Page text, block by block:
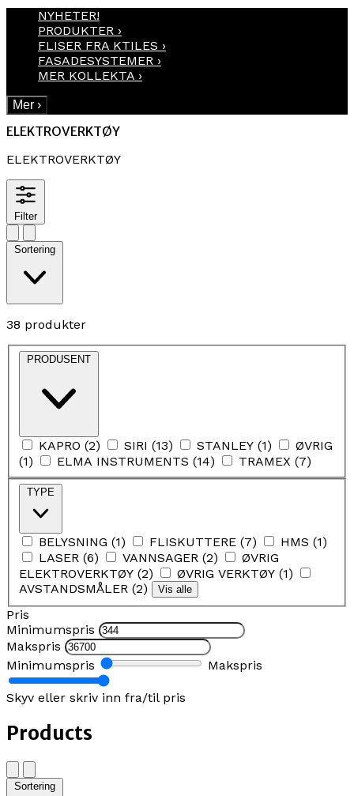
NYHETER!
PRODUKTER ›
FLISER FRA KTILES ›
FASADESYSTEMER ›
MER KOLLEKTA ›
Mer ›
ELEKTROVERKTØY
ELEKTROVERKTØY
Filter
Sortering
38 produkter
PRODUSENT
KAPRO (2) SIRI (13) STANLEY (1)
ØVRIG
(1) ELMA INSTRUMENTS (14) TRAMEX (7)
TYPE
BELYSNING (1) FLISKUTTERE (7) HMS (1)
LASER (6) VANNSAGER (2)
ØVRIG
ELEKTROVERKTØY (2) ØVRIG VERKTØY (1)
AVSTANDSMÅLER (2) Vis alle
Pris
Minimumspris
Makspris
Minimumspris
Makspris
Skyv eller skriv inn fra/til pris
Products
Sortering